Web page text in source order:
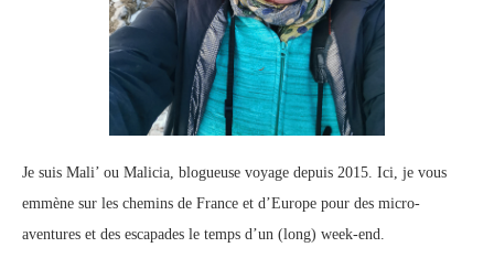
Je suis Mali’ ou Malicia, blogueuse voyage depuis 2015. Ici, je vous
emmène sur les chemins de France et d’Europe pour des micro-
aventures et des escapades le temps d’un (long) week-end.